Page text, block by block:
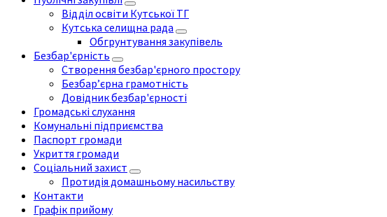
Відділ освіти Кутської ТГ
Кутська селищна рада
Обгрунтування закупівель
Безбар'єрність
Створення безбар'єрного простору
Безбар’єрна грамотність
Довідник безбар'єрності
Громадські слухання
Комунальні підприємства
Паспорт громади
Укриття громади
Соціальний захист
Протидія домашньому насильству
Контакти
Графік прийому